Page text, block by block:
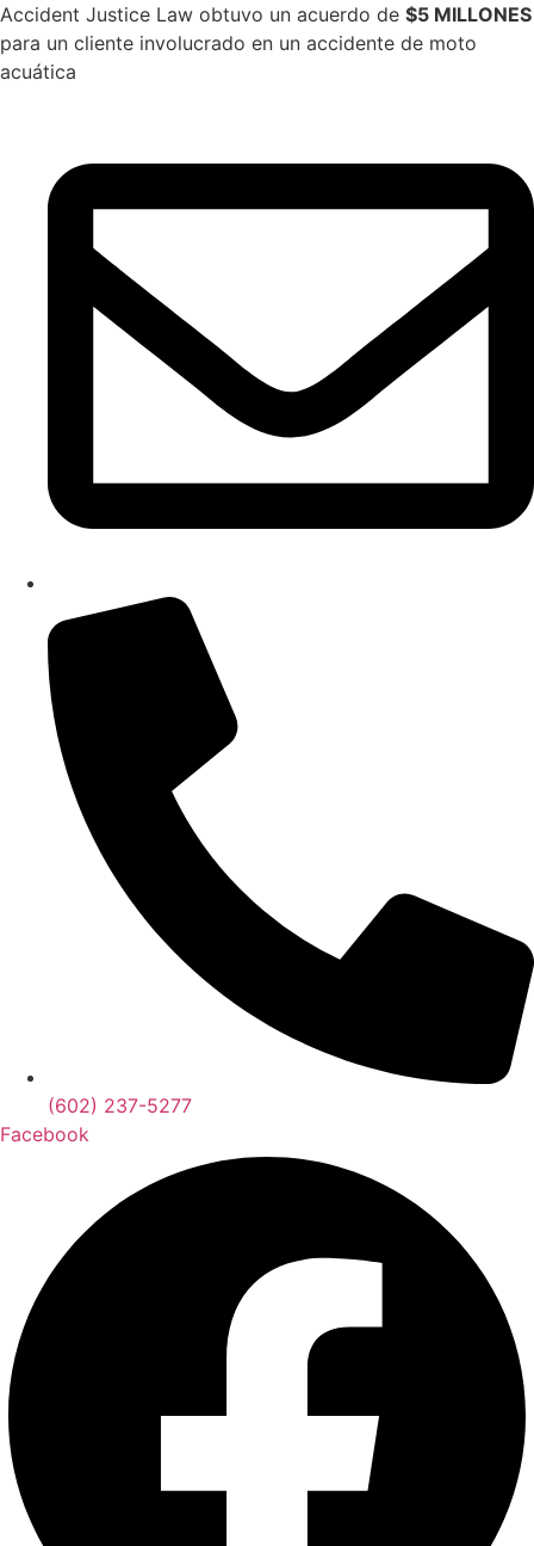
Ir
al
contenido
Accident Justice Law obtuvo un acuerdo de $5 MILLONES
para un cliente involucrado en un accidente de moto
acuática
(602) 237-5277
Facebook